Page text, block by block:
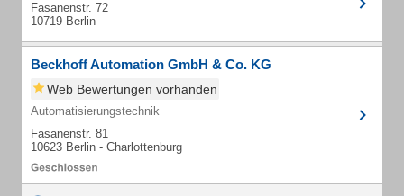
Fasanenstr. 72
10719 Berlin
Beckhoff Automation GmbH & Co. KG
Web Bewertungen vorhanden
Automatisierungstechnik
Fasanenstr. 81
10623 Berlin - Charlottenburg